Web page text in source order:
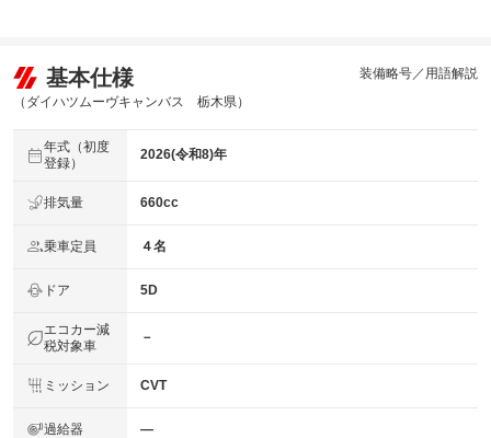
基本仕様
（ダイハツムーヴキャンバス 栃木県）
装備略号／用語解説
年式（初度
登録）
2026(令和8)年
排気量 660cc
乗車定員 ４名
ドア 5D
エコカー減
税対象車
－
ミッション CVT
過給器 ―